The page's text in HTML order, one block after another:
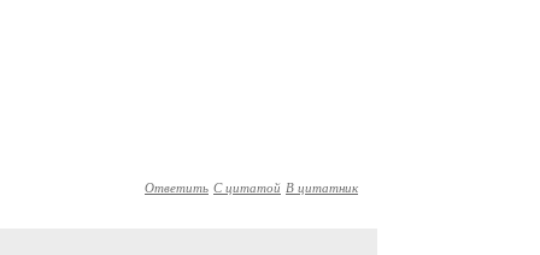
Ответить С цитатой В цитатник